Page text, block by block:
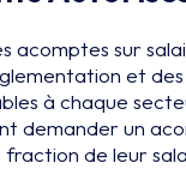
acomptes sur
et
à chaque
demander un
de leur